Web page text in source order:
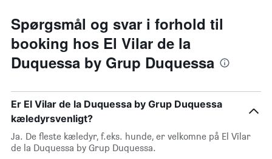
Spørgsmål og svar i forhold til
booking hos El Vilar de la
Duquessa by Grup Duquessa
Er El Vilar de la Duquessa by Grup Duquessa
kæledyrsvenligt?
Ja. De fleste kæledyr, f.eks. hunde, er velkomne på El Vilar
de la Duquessa by Grup Duquessa.